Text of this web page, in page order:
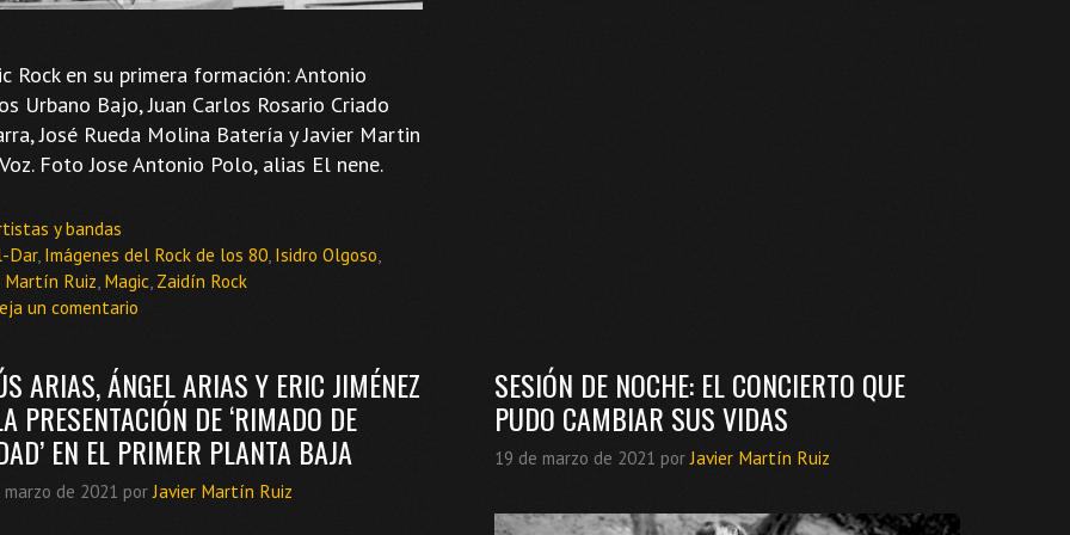
Rock en su primera formación: Antonio
Urbano Bajo, Juan Carlos Rosario Criado
José Rueda Molina Batería y Javier Martin
Foto Jose Antonio Polo, alias El nene.
y bandas
Dar, Imágenes del Rock de los 80, Isidro Olgoso,
Martín Ruiz, Magic, Zaidín Rock
un comentario
ARIAS, ÁNGEL ARIAS Y ERIC JIMÉNEZ
PRESENTACIÓN DE ‘RIMADO DE
EN EL PRIMER PLANTA BAJA
marzo de 2021 porJavier Martín Ruiz
SESIÓN DE NOCHE: EL CONCIERTO QUE
PUDO CAMBIAR SUS VIDAS
19 de marzo de 2021 porJavier Martín Ruiz